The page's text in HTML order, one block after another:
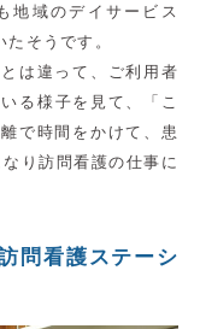
地域のデイサービス
そうです。
は違って、ご利用者
る様子を見て、「こ
で時間をかけて、患
り訪問看護の仕事に
問看護ステーシ